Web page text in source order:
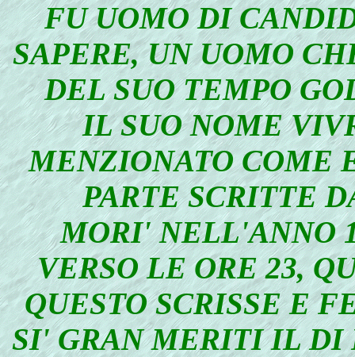
FU UOMO DI
SAPERE, UN UOMO
DEL SUO TEMPO
IL SUO NOME
MENZIONATO COME
PARTE SCRITTE
MORI' NELL'ANNO
VERSO LE ORE 23,
QUESTO SCRISSE E
SI' GRAN MERITI IL DI